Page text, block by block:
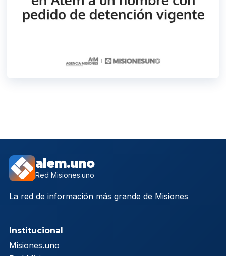
alem.uno
Red Misiones.uno
La red de información más grande de Misiones
Institucional
Misiones.uno